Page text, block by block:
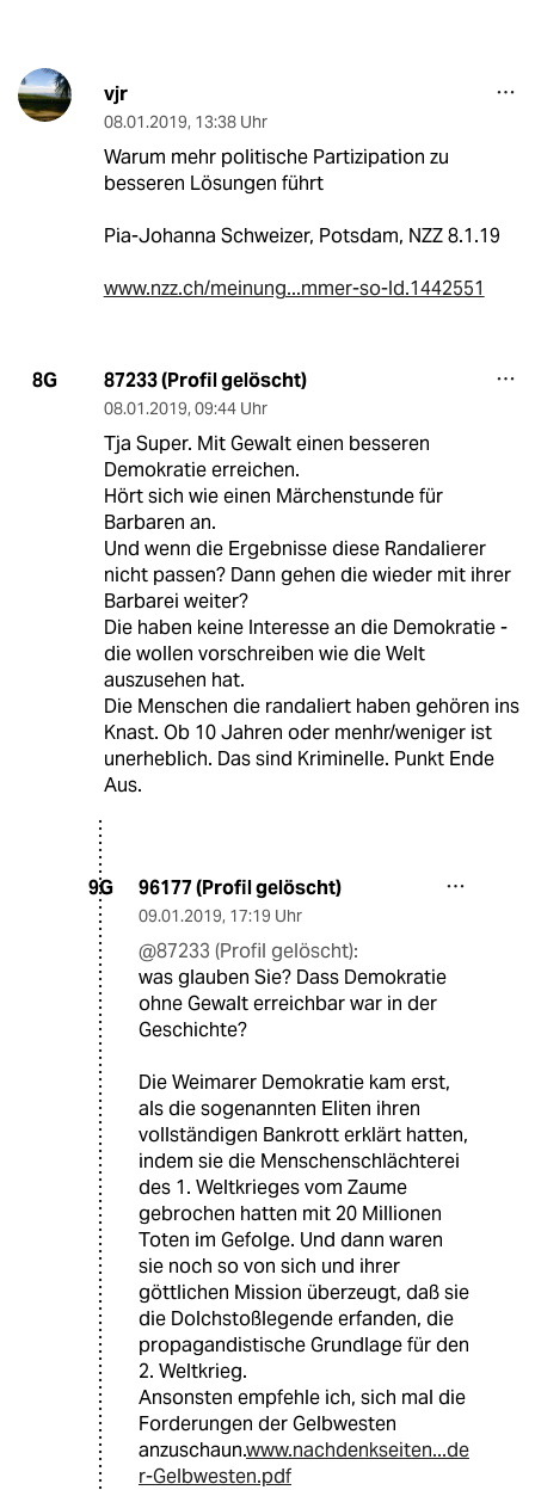
vjr
08.01.2019, 13:38 Uhr
Warum mehr politische Partizipation zu
besseren Lösungen führt
Pia-Johanna Schweizer, Potsdam, NZZ 8.1.19
www.nzz.ch/meinung...mmer-so-ld.1442551
8G 87233 (Profil gelöscht)
08.01.2019, 09:44 Uhr
Tja Super. Mit Gewalt einen besseren
Demokratie erreichen.
Hört sich wie einen Märchenstunde für
Barbaren an.
Und wenn die Ergebnisse diese Randalierer
nicht passen? Dann gehen die wieder mit ihrer
Barbarei weiter?
Die haben keine Interesse an die Demokratie -
die wollen vorschreiben wie die Welt
auszusehen hat.
Die Menschen die randaliert haben gehören ins
Knast. Ob 10 Jahren oder menhr/weniger ist
unerheblich. Das sind Kriminelle. Punkt Ende
Aus.
9G 96177 (Profil gelöscht)
09.01.2019, 17:19 Uhr
@87233 (Profil gelöscht):
was glauben Sie? Dass Demokratie
ohne Gewalt erreichbar war in der
Geschichte?
Die Weimarer Demokratie kam erst,
als die sogenannten Eliten ihren
vollständigen Bankrott erklärt hatten,
indem sie die Menschenschlächterei
des 1. Weltkrieges vom Zaume
gebrochen hatten mit 20 Millionen
Toten im Gefolge. Und dann waren
sie noch so von sich und ihrer
göttlichen Mission überzeugt, daß sie
die Dolchstoßlegende erfanden, die
propagandistische Grundlage für den
2. Weltkrieg.
Ansonsten empfehle ich, sich mal die
Forderungen der Gelbwesten
anzuschaun.www.nachdenkseiten...de
r-Gelbwesten.pdf